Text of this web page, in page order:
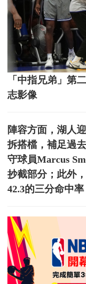
「中指兄弟」第
志影像
陣容方面，湖人
拆搭檔，補足過
守球員Marcus
抄截部分；此外
42.3的三分命中